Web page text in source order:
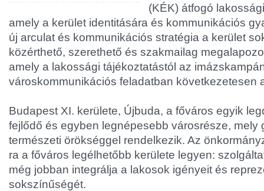
(KÉK) átfogó
amely a kerület identitására és kommunikációs
új arculat és kommunikációs stratégia a kerület
közérthető, szerethető és szakmailag
amely a lakossági tájékoztatástól az
városkommunikációs feladatban következetesen
Budapest XI. kerülete, Újbuda, a főváros egyik
fejlődő és egyben legnépesebb városrésze, mely
természeti örökséggel rendelkezik. Az
ra a főváros legélhetőbb kerülete legyen:
még jobban integrálja a lakosok igényeit és
sokszínűségét.